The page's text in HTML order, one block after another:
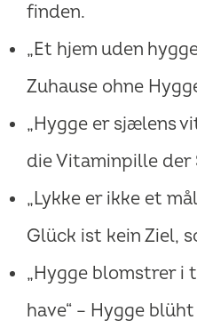
finden.
„Et hjem uden
Zuhause ohne
„Hygge er sjælens
die Vitaminpille der
„Lykke er ikke et
Glück ist kein Ziel,
„Hygge blomstrer i
have“ – Hygge